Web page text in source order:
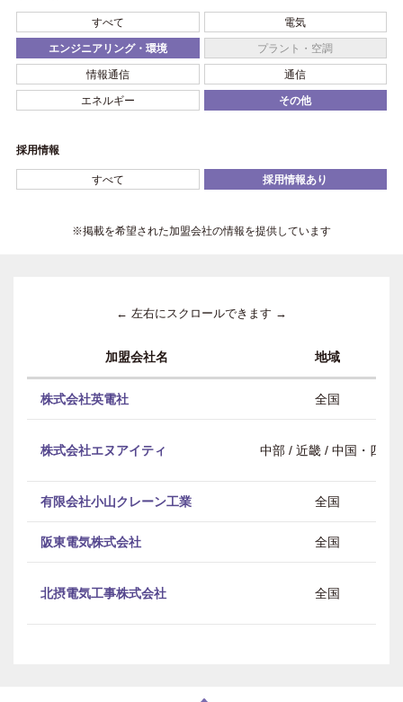
すべて 電気
エンジニアリング・環境 プラント・空調
情報通信 通信
エネルギー その他
採用情報
すべて 採用情報あり
※掲載を希望された加盟会社の情報を提供しています
← 左右にスクロールできます →
加盟会社名 地域
株式会社英電社 全国
株式会社エヌアイティ 中部 / 近畿 / 中国・四国
有限会社小山クレーン工業 全国
阪東電気株式会社 全国
北摂電気工事株式会社 全国